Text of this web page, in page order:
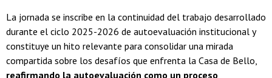
La jornada se inscribe en la continuidad del trabajo desarrollado
durante el ciclo 2025-2026 de autoevaluación institucional y
constituye un hito relevante para consolidar una mirada
compartida sobre los desafíos que enfrenta la Casa de Bello,
reafirmando la autoevaluación como un proceso